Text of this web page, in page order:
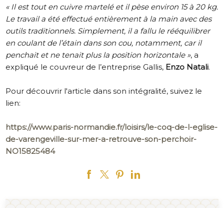
« Il est tout en cuivre martelé et il pèse environ 15 à 20 kg.
Le travail a été effectué entièrement à la main avec des
outils traditionnels. Simplement, il a fallu le rééquilibrer
en coulant de l’étain dans son cou, notamment, car il
penchait et ne tenait plus la position horizontale », a
expliqué le couvreur de l’entreprise Gallis, Enzo Natali.
Pour découvrir l'article dans son intégralité, suivez le
lien:
https://www.paris-normandie.fr/loisirs/le-coq-de-l-eglise-
de-varengeville-sur-mer-a-retrouve-son-perchoir-
NO15825484